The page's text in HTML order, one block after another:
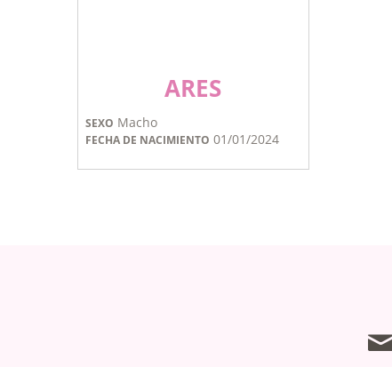
ARES
SEXO Macho
FECHA DE NACIMIENTO 01/01/2024